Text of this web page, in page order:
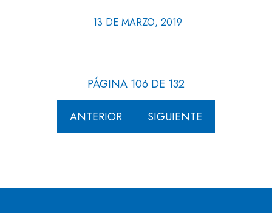
13 DE MARZO, 2019
PÁGINA 106 DE 132
ANTERIOR SIGUIENTE